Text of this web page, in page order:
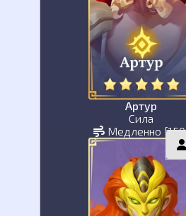
Артур
Сила
Медленно